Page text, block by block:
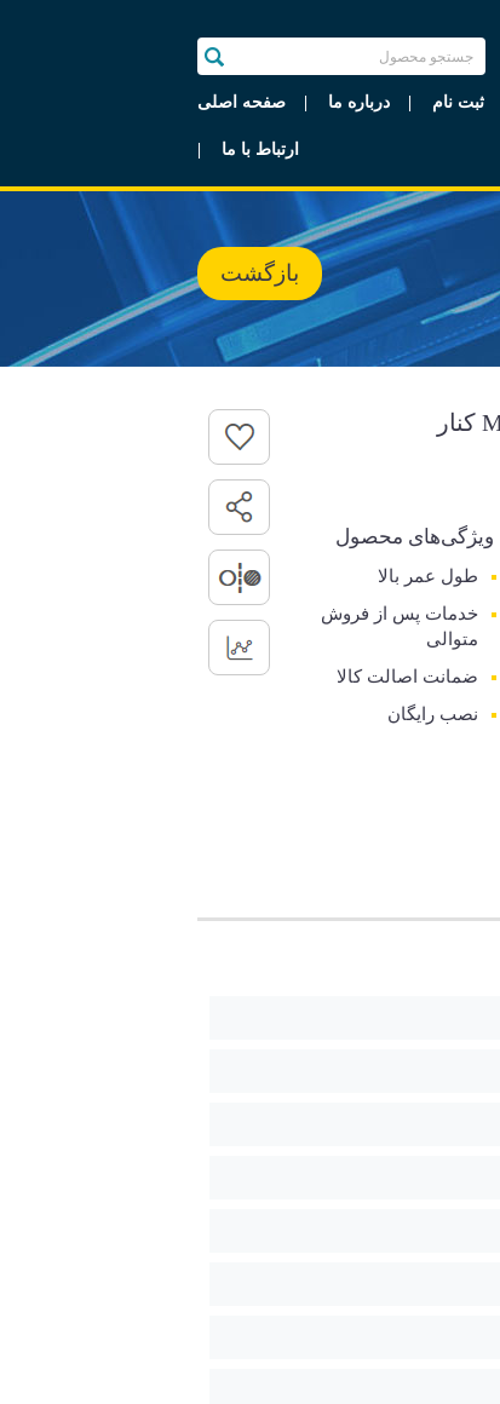
صفحه اصلی درباره ما ثبت نام
ارتباط با ما
بازگشت
ویژگی‌های محصول
طول عمر بالا
خدمات پس از فروش
متوالی
ضمانت اصالت کالا
نصب رایگان